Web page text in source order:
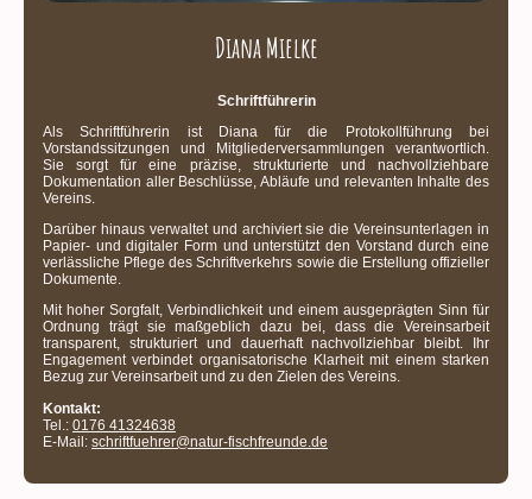
Diana Mielke
Schriftführerin
Als Schriftführerin ist Diana für die Protokollführung bei
Vorstandssitzungen und Mitgliederversammlungen verantwortlich.
Sie sorgt für eine präzise, strukturierte und nachvollziehbare
Dokumentation aller Beschlüsse, Abläufe und relevanten Inhalte des
Vereins.
Darüber hinaus verwaltet und archiviert sie die Vereinsunterlagen in
Papier- und digitaler Form und unterstützt den Vorstand durch eine
verlässliche Pflege des Schriftverkehrs sowie die Erstellung offizieller
Dokumente.
Mit hoher Sorgfalt, Verbindlichkeit und einem ausgeprägten Sinn für
Ordnung trägt sie maßgeblich dazu bei, dass die Vereinsarbeit
transparent, strukturiert und dauerhaft nachvollziehbar bleibt. Ihr
Engagement verbindet organisatorische Klarheit mit einem starken
Bezug zur Vereinsarbeit und zu den Zielen des Vereins.
Kontakt:
Tel.: 0176 41324638
E-Mail: schriftfuehrer@natur-fischfreunde.de